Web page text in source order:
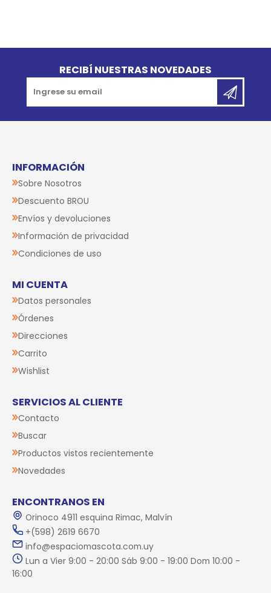
RECIBÍ NUESTRAS NOVEDADES
INFORMACIÓN
Sobre Nosotros
Descuento BROU
Envíos y devoluciones
Información de privacidad
Condiciones de uso
MI CUENTA
Datos personales
Órdenes
Direcciones
Carrito
Wishlist
SERVICIOS AL CLIENTE
Contacto
Buscar
Productos vistos recientemente
Novedades
ENCONTRANOS EN
Orinoco 4911 esquina Rimac, Malvín
+(598) 2619 6670
info@espaciomascota.com.uy
Lun a Vier 9:00 - 20:00 Sáb 9:00 - 19:00 Dom 10:00 -
16:00